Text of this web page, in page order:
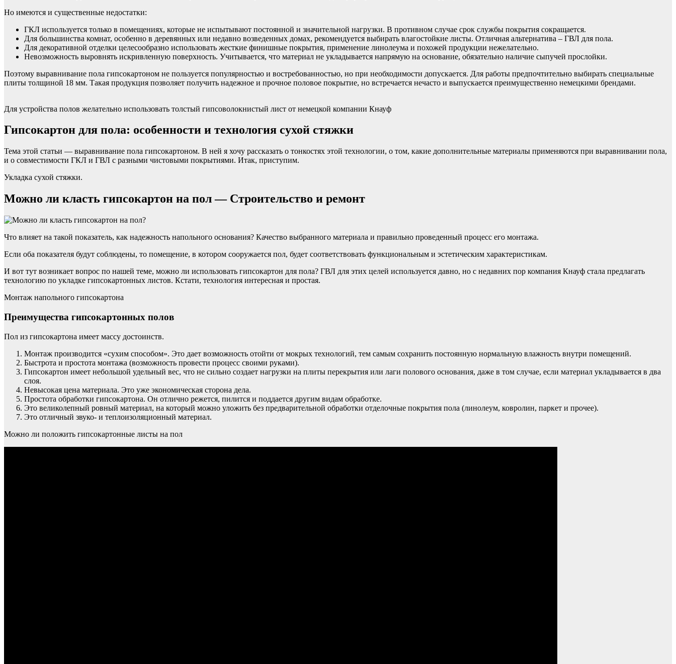
Но имеются и существенные недостатки:
ГКЛ используется только в помещениях, которые не испытывают постоянной и значительной нагрузки. В противном случае срок службы покрытия сокращается.
Для большинства комнат, особенно в деревянных или недавно возведенных домах, рекомендуется выбирать влагостойкие листы. Отличная альтернатива – ГВЛ для пола.
Для декоративной отделки целесообразно использовать жесткие финишные покрытия, применение линолеума и похожей продукции нежелательно.
Невозможность выровнять искривленную поверхность. Учитывается, что материал не укладывается напрямую на основание, обязательно наличие сыпучей прослойки.
Поэтому выравнивание пола гипсокартоном не пользуется популярностью и востребованностью, но при необходимости допускается. Для работы предпочтительно выбирать специальные
плиты толщиной 18 мм. Такая продукция позволяет получить надежное и прочное половое покрытие, но встречается нечасто и выпускается преимущественно немецкими брендами.
Для устройства полов желательно использовать толстый гипсоволокнистый лист от немецкой компании Кнауф
Гипсокартон для пола: особенности и технология сухой стяжки
Тема этой статьи — выравнивание пола гипсокартоном. В ней я хочу рассказать о тонкостях этой технологии, о том, какие дополнительные материалы применяются при выравнивании пола,
и о совместимости ГКЛ и ГВЛ с разными чистовыми покрытиями. Итак, приступим.
Укладка сухой стяжки.
Можно ли класть гипсокартон на пол — Строительство и ремонт
Что влияет на такой показатель, как надежность напольного основания? Качество выбранного материала и правильно проведенный процесс его монтажа.
Если оба показателя будут соблюдены, то помещение, в котором сооружается пол, будет соответствовать функциональным и эстетическим характеристикам.
И вот тут возникает вопрос по нашей теме, можно ли использовать гипсокартон для пола? ГВЛ для этих целей используется давно, но с недавних пор компания Кнауф стала предлагать
технологию по укладке гипсокартонных листов. Кстати, технология интересная и простая.
Монтаж напольного гипсокартона
Преимущества гипсокартонных полов
Пол из гипсокартона имеет массу достоинств.
Монтаж производится «сухим способом». Это дает возможность отойти от мокрых технологий, тем самым сохранить постоянную нормальную влажность внутри помещений.
Быстрота и простота монтажа (возможность провести процесс своими руками).
Гипсокартон имеет небольшой удельный вес, что не сильно создает нагрузки на плиты перекрытия или лаги полового основания, даже в том случае, если материал укладывается в два
слоя.
Невысокая цена материала. Это уже экономическая сторона дела.
Простота обработки гипсокартона. Он отлично режется, пилится и поддается другим видам обработке.
Это великолепный ровный материал, на который можно уложить без предварительной обработки отделочные покрытия пола (линолеум, ковролин, паркет и прочее).
Это отличный звуко- и теплоизоляционный материал.
Можно ли положить гипсокартонные листы на пол